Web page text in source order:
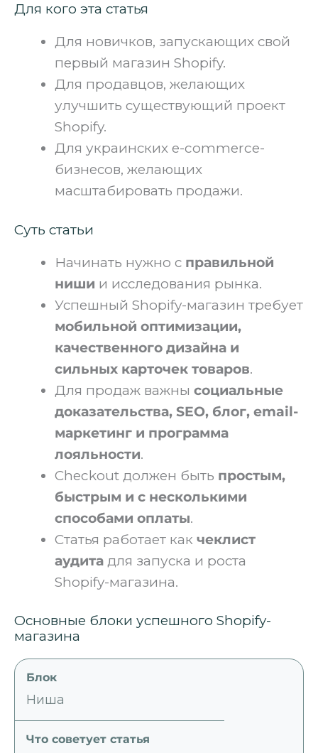
Для кого эта статья
Для новичков, запускающих свой
первый магазин Shopify.
Для продавцов, желающих
улучшить существующий проект
Shopify.
Для украинских e-commerce-
бизнесов, желающих
масштабировать продажи.
Суть статьи
Начинать нужно с правильной
ниши и исследования рынка.
Успешный Shopify-магазин требует
мобильной оптимизации,
качественного дизайна и
сильных карточек товаров.
Для продаж важны социальные
доказательства, SEO, блог, email-
маркетинг и программа
лояльности.
Checkout должен быть простым,
быстрым и с несколькими
способами оплаты.
Статья работает как чеклист
аудита для запуска и роста
Shopify-магазина.
Основные блоки успешного Shopify-
магазина
Ниша